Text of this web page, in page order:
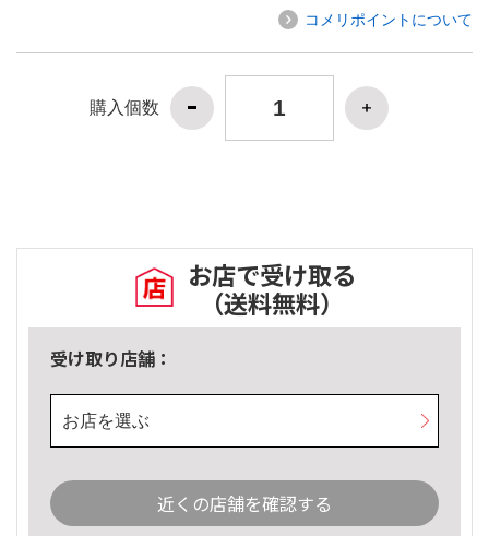
コメリポイントについて
購入個数
お店で受け取る
（送料無料）
受け取り店舗：
お店を選ぶ
近くの店舗を確認する